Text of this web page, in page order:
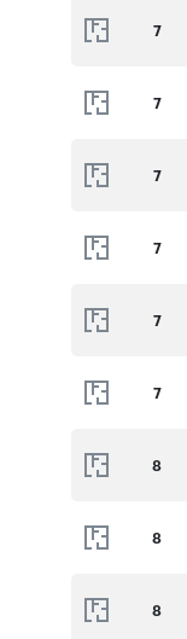
7
7
7
7
7
7
8
8
8